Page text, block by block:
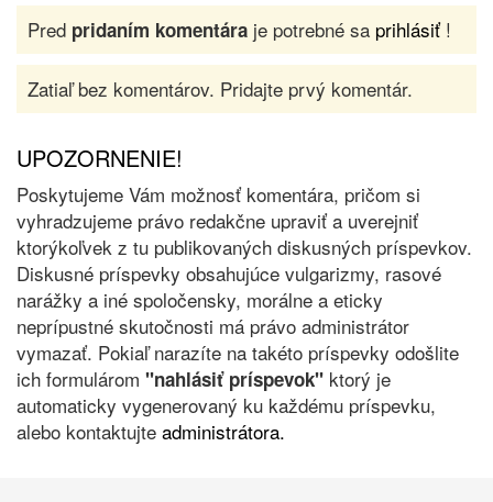
Pred pridaním komentára je potrebné sa prihlásiť!
Zatiaľ bez komentárov. Pridajte prvý komentár.
UPOZORNENIE!
Poskytujeme Vám možnosť komentára, pričom si
vyhradzujeme právo redakčne upraviť a uverejniť
ktorýkoľvek z tu publikovaných diskusných príspevkov.
Diskusné príspevky obsahujúce vulgarizmy, rasové
narážky a iné spoločensky, morálne a eticky
neprípustné skutočnosti má právo administrátor
vymazať. Pokiaľ narazíte na takéto príspevky odošlite
ich formulárom "nahlásiť príspevok" ktorý je
automaticky vygenerovaný ku každému príspevku,
alebo kontaktujte administrátora.